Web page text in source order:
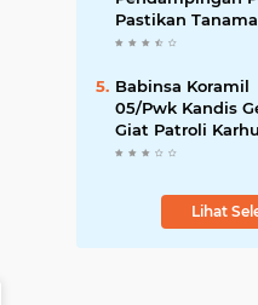
Pastikan
Jagung Tumbuh
Swasembada
Nasional
Babinsa Koramil
05/Pwk Kandis
Giat Patroli
Wilayah
Lihat